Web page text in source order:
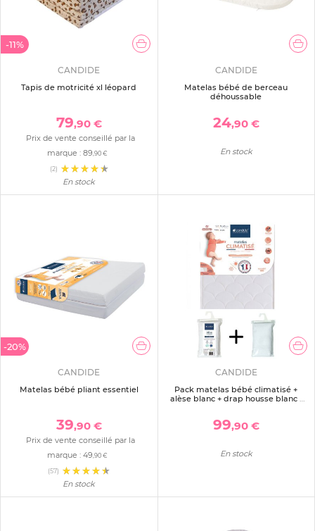
-11%
CANDIDE
Tapis de motricité xl léopard
79,90 €
Prix de vente conseillé par la
marque :89,90 €
(2)
En stock
CANDIDE
Matelas bébé de berceau
déhoussable
24,90 €
En stock
-20%
CANDIDE
Matelas bébé pliant essentiel
39,90 €
Prix de vente conseillé par la
marque :49,90 €
(57)
En stock
CANDIDE
Pack matelas bébé climatisé +
alèse blanc + drap housse blanc -
99,90 €
En stock